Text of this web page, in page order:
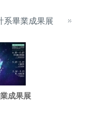
系畢業成果展
成果展